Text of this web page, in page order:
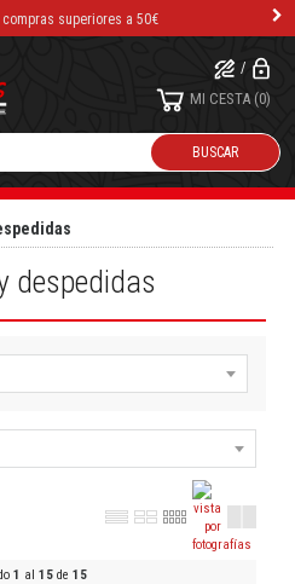
superiores a 50€
/
MI CESTA 0
despedidas
1 al15 de 15